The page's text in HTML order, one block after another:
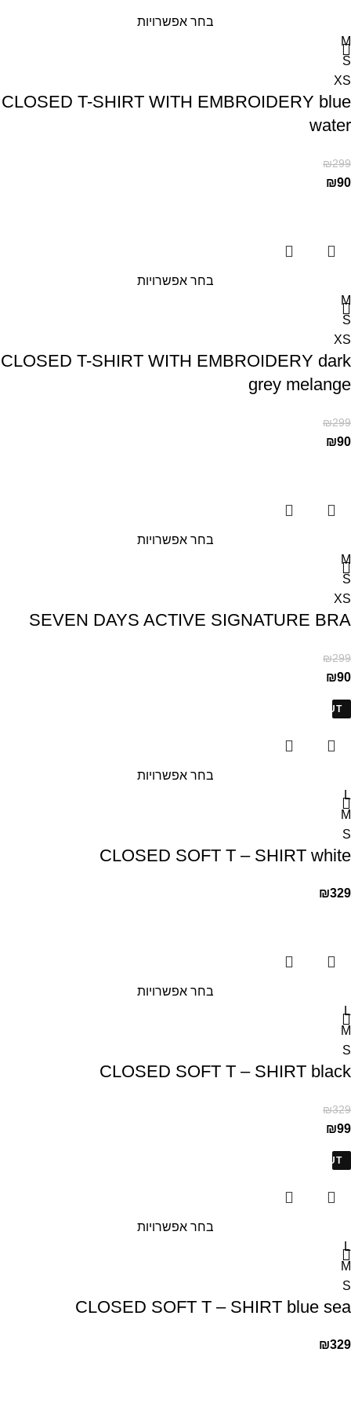
בחר אפשרויות
M
S
XS
CLOSED T-SHIRT WITH EMBROIDERY blue
water
₪299
₪90
בחר אפשרויות
M
S
XS
CLOSED T-SHIRT WITH EMBROIDERY dark
grey melange
₪299
₪90
בחר אפשרויות
M
S
XS
SEVEN DAYS ACTIVE SIGNATURE BRA
₪299
₪90
SOLD OUT
בחר אפשרויות
L
M
S
CLOSED SOFT T – SHIRT white
₪329
בחר אפשרויות
L
M
S
CLOSED SOFT T – SHIRT black
₪329
₪99
SOLD OUT
בחר אפשרויות
L
M
S
CLOSED SOFT T – SHIRT blue sea
₪329